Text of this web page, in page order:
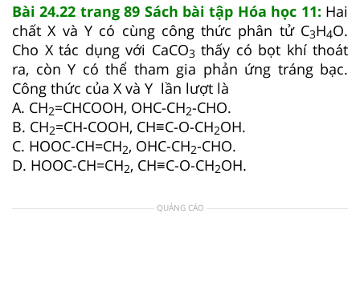
Bài 24.22 trang 89 Sách bài tập Hóa học 11: Hai
chất X và Y có cùng công thức phân tử C3H4O.
Cho X tác dụng với CaCO3 thấy có bọt khí thoát
ra, còn Y có thể tham gia phản ứng tráng bạc.
Công thức của X và Y lần lượt là
A. CH2=CHCOOH, OHC-CH2-CHO.
B. CH2=CH-COOH, CH≡C-O-CH2OH.
C. HOOC-CH=CH2, OHC-CH2-CHO.
D. HOOC-CH=CH2, CH≡C-O-CH2OH.
QUẢNG CÁO